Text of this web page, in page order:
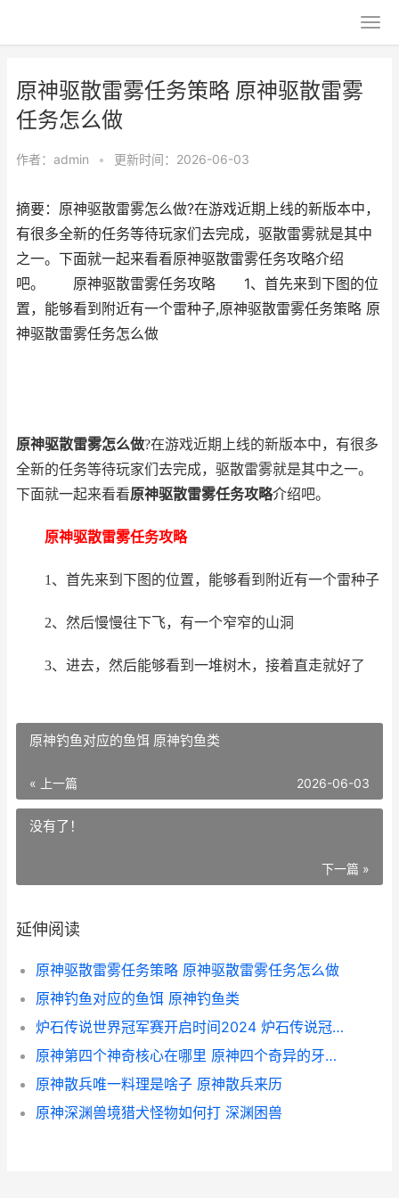
原神驱散雷雾任务策略 原神驱散雷雾
任务怎么做
作者： admin • 更新时间：2026-06-03
摘要：原神驱散雷雾怎么做?在游戏近期上线的新版本中，
有很多全新的任务等待玩家们去完成，驱散雷雾就是其中
之一。下面就一起来看看原神驱散雷雾任务攻略介绍
吧。 原神驱散雷雾任务攻略 1、首先来到下图的位
置，能够看到附近有一个雷种子,原神驱散雷雾任务策略 原
神驱散雷雾任务怎么做
原神驱散雷雾怎么做?在游戏近期上线的新版本中，有很多
全新的任务等待玩家们去完成，驱散雷雾就是其中之一。
下面就一起来看看原神驱散雷雾任务攻略介绍吧。
原神驱散雷雾任务攻略
1、首先来到下图的位置，能够看到附近有一个雷种子
2、然后慢慢往下飞，有一个窄窄的山洞
3、进去，然后能够看到一堆树木，接着直走就好了
原神钓鱼对应的鱼饵 原神钓鱼类
« 上一篇 2026-06-03
没有了！
下一篇 »
延伸阅读
原神驱散雷雾任务策略 原神驱散雷雾任务怎么做
原神钓鱼对应的鱼饵 原神钓鱼类
炉石传说世界冠军赛开启时间2024 炉石传说冠军赛
原神第四个神奇核心在哪里 原神四个奇异的牙齿在哪
原神散兵唯一料理是啥子 原神散兵来历
原神深渊兽境猎犬怪物如何打 深渊困兽